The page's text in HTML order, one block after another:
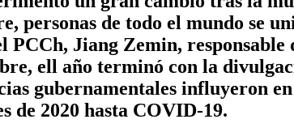
personas de todo el mundo se
Jiang Zemin,
ell año terminó con la
gubernamentales influyeron
de 2020 hasta COVID-19.